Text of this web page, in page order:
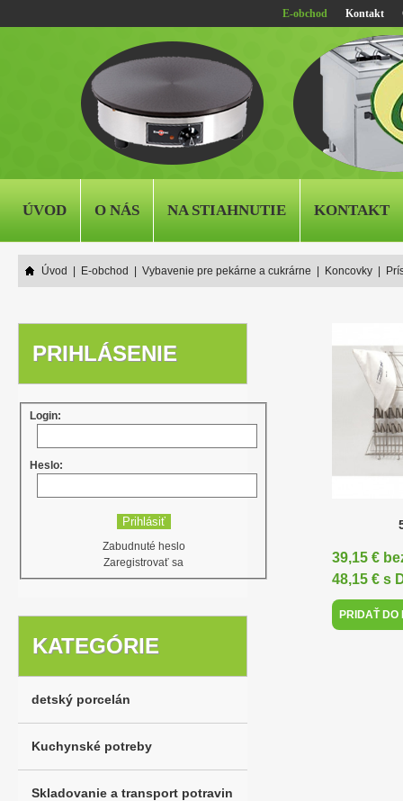
E-obchod Kontakt
ÚVOD O NÁS NA STIAHNUTIE KONTAKT
Úvod E-obchod Vybavenie pre pekárne a cukrárne Koncovky
39,15 €
48,15 € s
PRIDAŤ DO
PRIHLÁSENIE
Login:
Heslo:
Zabudnuté heslo
Zaregistrovať sa
KATEGÓRIE
detský porcelán
Kuchynské potreby
Skladovanie a transport potravin